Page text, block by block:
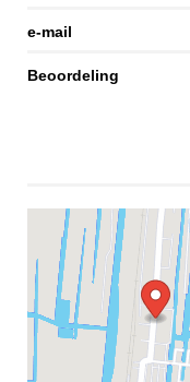
e-mail
Beoordeling